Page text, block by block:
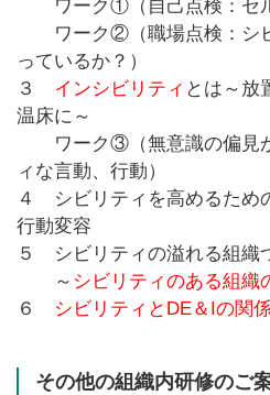
ワーク①（自己点検：セル
ワーク②（職場点検：シ
っているか？）
３ インシビリティ とは～放
温床に～
ワーク③（無意識の偏見
ィな言動、行動）
４ シビリティを高めるため
行動変容
５ シビリティの溢れる組織
～ シビリティのある組織
６
シビリティとDE＆Iの関
その他の組織内研修のご